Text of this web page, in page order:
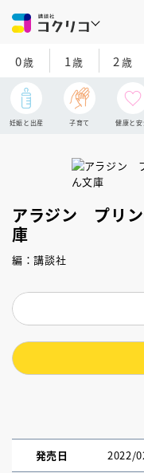
0歳 1歳 2 歳
妊娠と出産 子育て 健康と安
アラジン プリ
庫
編：講談社
発売日 2022/